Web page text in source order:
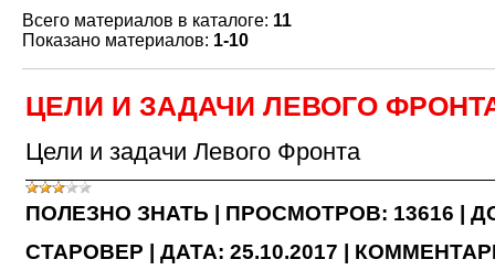
Всего материалов в каталоге: 11
Показано материалов: 1-10
ЦЕЛИ И ЗАДАЧИ ЛЕВОГО
Цели и задачи Левого Фронта
ПОЛЕЗНО ЗНАТЬ ПРОСМОТРОВ: 13616
СТАРОВЕР
ДАТА: 25.10.2017